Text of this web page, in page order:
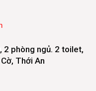
2 phòng ngủ. 2 toilet,
Thới An